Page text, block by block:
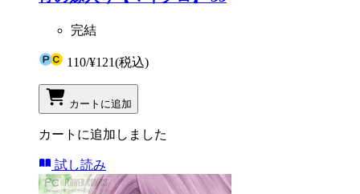
完結
110/¥121(税込)
カートに追加
カートに追加しました
試し読み